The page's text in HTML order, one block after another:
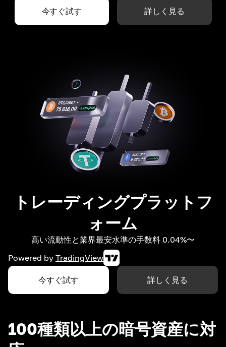
今すぐ試す 詳しく見る
トレーディングプラットフ
ォーム
高い流動性と業界最安水準の手数料 0.04%〜
Powered by TradingView
今すぐ試す 詳しく見る
100種類以上の暗号資産に対